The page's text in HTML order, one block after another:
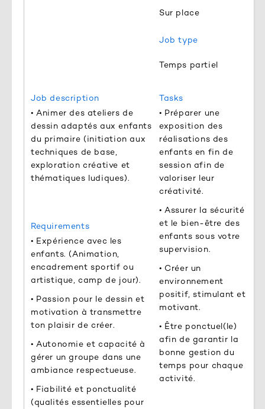
Sur place
Job type
Temps partiel
Job description
• Animer des ateliers de
dessin adaptés aux enfants
du primaire (initiation aux
techniques de base,
exploration créative et
thématiques ludiques).
Requirements
• Expérience avec les
enfants. (Animation,
encadrement sportif ou
artistique, camp de jour).
• Passion pour le dessin et
motivation à transmettre
ton plaisir de créer.
• Autonomie et capacité à
gérer un groupe dans une
ambiance respectueuse.
• Fiabilité et ponctualité
(qualités essentielles pour
Tasks
• Préparer une
exposition des
réalisations des
enfants en fin de
session afin de
valoriser leur
créativité.
• Assurer la sécurité
et le bien-être des
enfants sous votre
supervision.
• Créer un
environnement
positif, stimulant et
motivant.
• Être ponctuel(le)
afin de garantir la
bonne gestion du
temps pour chaque
activité.